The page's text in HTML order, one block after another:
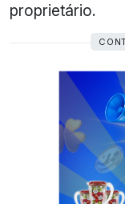
proprietário.